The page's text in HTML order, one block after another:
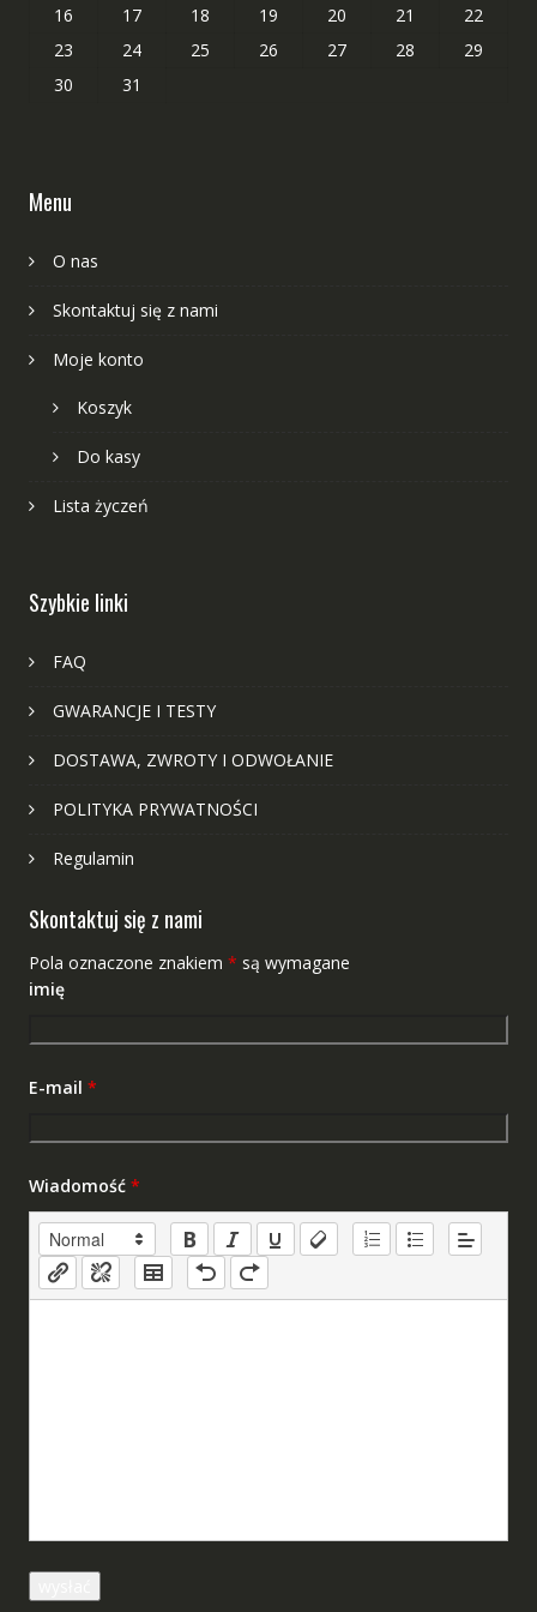
16
17 18 19 20 21
22
23
24 25 26 27 28
29
30
31
Menu
O nas
Skontaktuj się z nami
Moje konto
Koszyk
Do kasy
Lista życzeń
Szybkie linki
FAQ
GWARANCJE I TESTY
DOSTAWA, ZWROTY I ODWOŁANIE
POLITYKA PRYWATNOŚCI
Regulamin
Skontaktuj się z nami
Pola oznaczone znakiem * są wymagane
imię
E-mail *
Wiadomość *